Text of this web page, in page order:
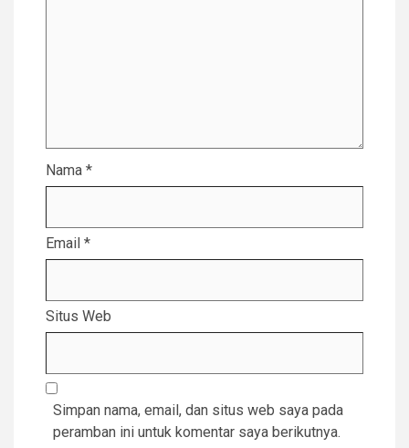
Nama *
Email *
Situs Web
Simpan nama, email, dan situs web saya pada
peramban ini untuk komentar saya berikutnya.